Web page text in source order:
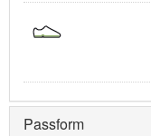
Passform